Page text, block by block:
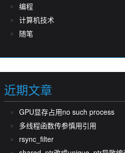
编程
计算机技术
随笔
近期文章
GPU显存占用no such process
多线程函数传参慎用引用
rsync_filter